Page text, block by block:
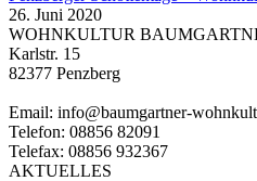
26. Juni 2020
WOHNKULTUR
Karlstr. 15
82377 Penzberg
Email: info@baumgartner-
Telefon: 08856 82091
Telefax: 08856 932367
AKTUELLES